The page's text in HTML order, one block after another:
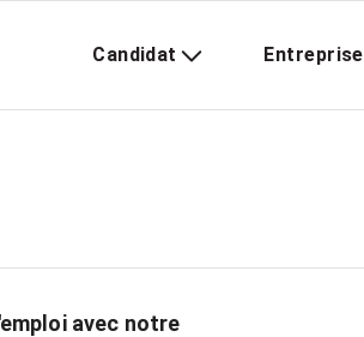
Candidat Entreprise
avec notre